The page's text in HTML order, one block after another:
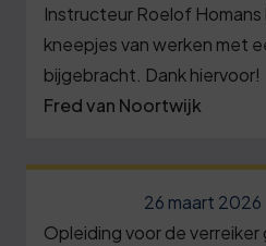
Instructeur Roelof
kneepjes van werken met
bijgebracht. Dank hiervoor!
Fred van Noortwijk
26 maart 2026
Opleiding voor de verreiker